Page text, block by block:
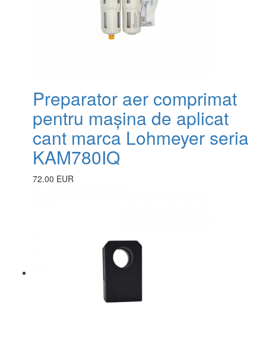
Preparator aer comprimat
pentru mașina de aplicat
cant marca Lohmeyer seria
KAM780IQ
72.00 EUR